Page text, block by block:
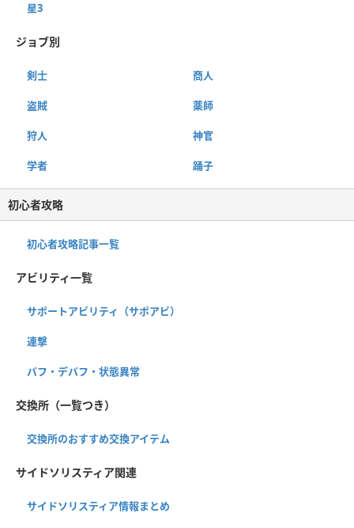
星3
ジョブ別
剣士 商人
盗賊 薬師
狩人 神官
学者 踊子
初心者攻略
初心者攻略記事一覧
アビリティ一覧
サポートアビリティ（サポアビ）
連撃
バフ・デバフ・状態異常
交換所（一覧つき）
交換所のおすすめ交換アイテム
サイドソリスティア関連
サイドソリスティア情報まとめ